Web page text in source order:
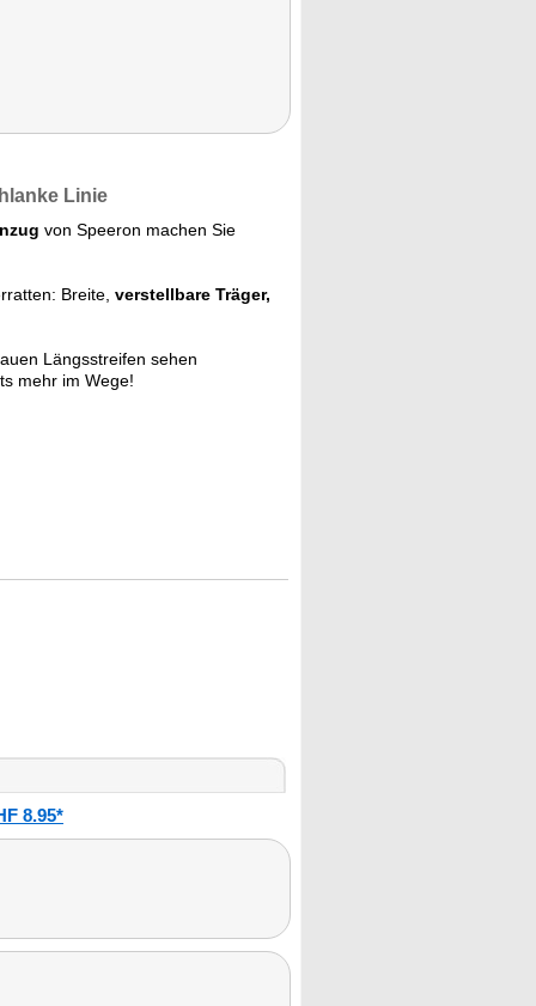
Linie
von Speeron machen Sie
Breite, verstellbare Träger,
Längsstreifen sehen
mehr im Wege!
8.95*